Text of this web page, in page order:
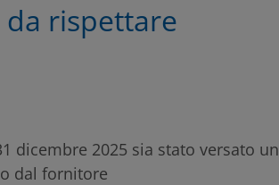
da rispettare
dicembre 2025 sia stato versato un
dal fornitore